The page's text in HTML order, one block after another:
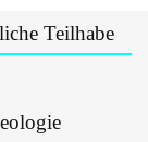
Teilhabe